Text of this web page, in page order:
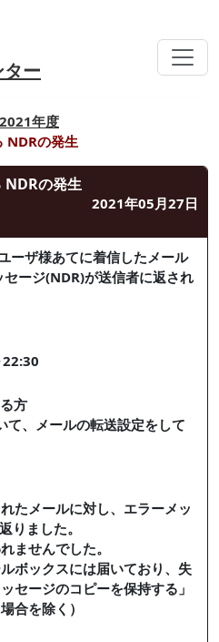
ー
2021年度
NDRの発生
NDRの発生
2021年05月27日
ーザ様あてに着信したメール
ージ(NDR)が送信者に返され
方
て、メールの転送設定をして
たメールに対し、エラーメッ
りました。
ませんでした。
ボックスには届いており、失
セージのコピーを保持する」
合を除く）